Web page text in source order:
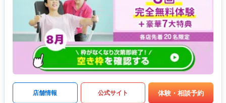
店舗情報 公式サイト 体験・相談予約